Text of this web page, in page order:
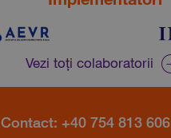
Vezi toți colaboratorii
Contact: +40 754 813 606